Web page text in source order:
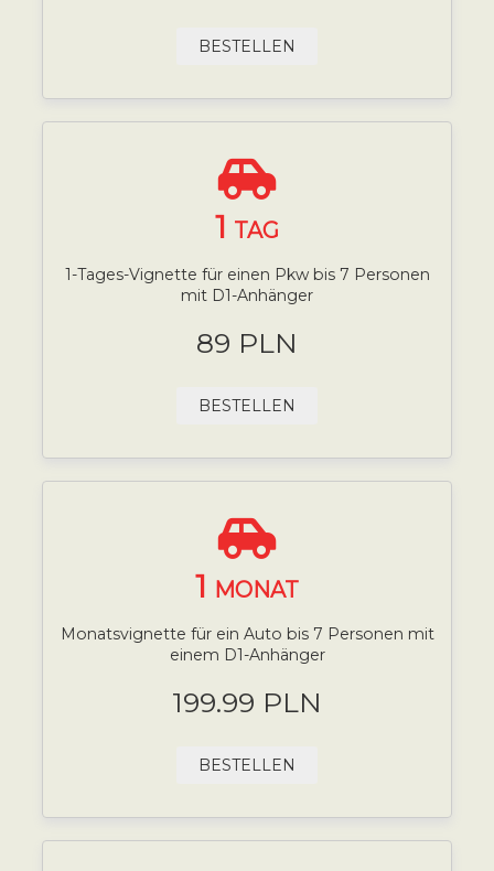
BESTELLEN
1 TAG
1-Tages-Vignette für einen Pkw bis 7 Personen
mit D1-Anhänger
89 PLN
BESTELLEN
1 MONAT
Monatsvignette für ein Auto bis 7 Personen mit
einem D1-Anhänger
199.99 PLN
BESTELLEN